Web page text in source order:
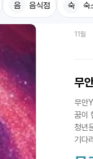
음 음식점 숙 숙
음식
11월
무
무안
꿈이
청년
기다